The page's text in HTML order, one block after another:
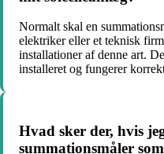
Normalt skal en
elektriker eller et teknisk
installationer af denne art.
installeret og fungerer
Hvad sker der, hvis
summationsmåler